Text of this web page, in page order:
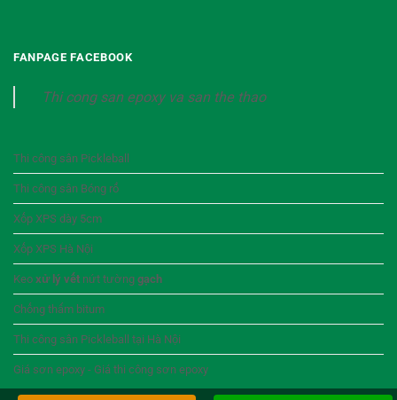
FANPAGE FACEBOOK
Thi cong san epoxy va san the thao
Thi công sân Pickleball
Thi công sân Bóng rổ
Xốp XPS dày 5cm
Xốp XPS Hà Nội
Keo xử lý vết nứt tường gạch
Chống thấm bitum
Thi công sân Pickleball tại Hà Nội
Giá sơn epoxy - Giá thi công sơn epoxy